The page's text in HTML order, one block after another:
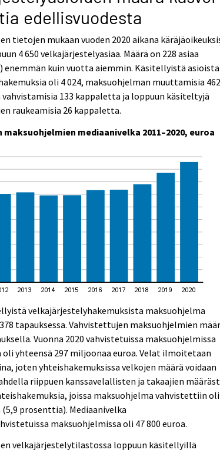
edellisvuodesta
tietojen mukaan vuoden 2020 aikana
4 650 velkajärjestelyasiaa. Määrä on 228 asiaa
enemmän kuin vuotta aiemmin. Käsitellyistä asioista
oli 4 024, maksuohjelman muuttamisia
133 kappaletta ja loppuun käsiteltyjä
raukeamisia 26 kappaletta.
mediaanivelka 2011–2020, euroa
velkajärjestelyhakemuksista maksuohjelma
tapauksessa. Vahvistettujen maksuohjelmien
Vuonna 2020 vahvistetuissa maksuohjelmissa
oli yhteensä 297 miljoonaa euroa. Velat ilmoitetaan
joten yhteishakemuksissa velkojen määrä voidaan
riippuen kanssavelallisten ja takaajien
joissa maksuohjelma vahvistettiin oli
prosenttia). Mediaanivelka
maksuohjelmissa oli 47 800 euroa.
velkajärjestelytilastossa loppuun käsitellyillä